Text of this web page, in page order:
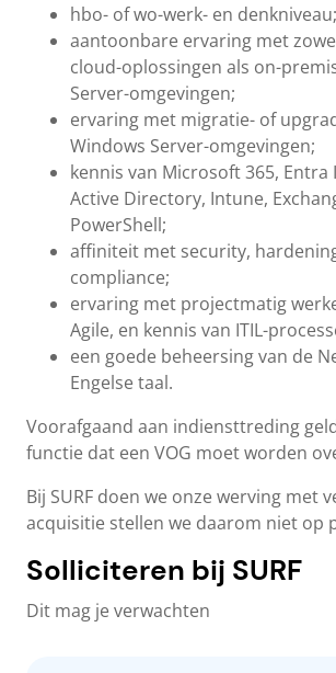
hbo- of wo-werk- en denkniveau;
aantoonbare ervaring met
cloud-oplossingen als on-
Server-omgevingen;
ervaring met migratie- of
Windows Server-omgevingen;
kennis van Microsoft 365, Entra
Active Directory, Intune,
PowerShell;
affiniteit met security,
compliance;
ervaring met projectmatig
Agile, en kennis van ITIL-
een goede beheersing van de
Engelse taal.
Voorafgaand aan indiensttreding
functie dat een VOG moet worden
Bij SURF doen we onze werving met
acquisitie stellen we daarom niet op
Solliciteren bij SURF
Dit mag je verwachten